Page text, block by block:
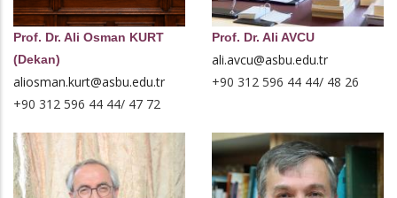
Prof. Dr. Ali Osman KURT
(Dekan)
aliosman.kurt@asbu.edu.tr
+90 312 596 44 44/ 47 72
Prof. Dr. Ali AVCU
ali.avcu@asbu.edu.tr
+90 312 596 44 44/ 48 26